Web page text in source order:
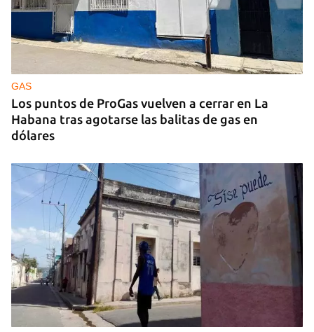
GAS
Los puntos de ProGas vuelven a cerrar en La
Habana tras agotarse las balitas de gas en
dólares